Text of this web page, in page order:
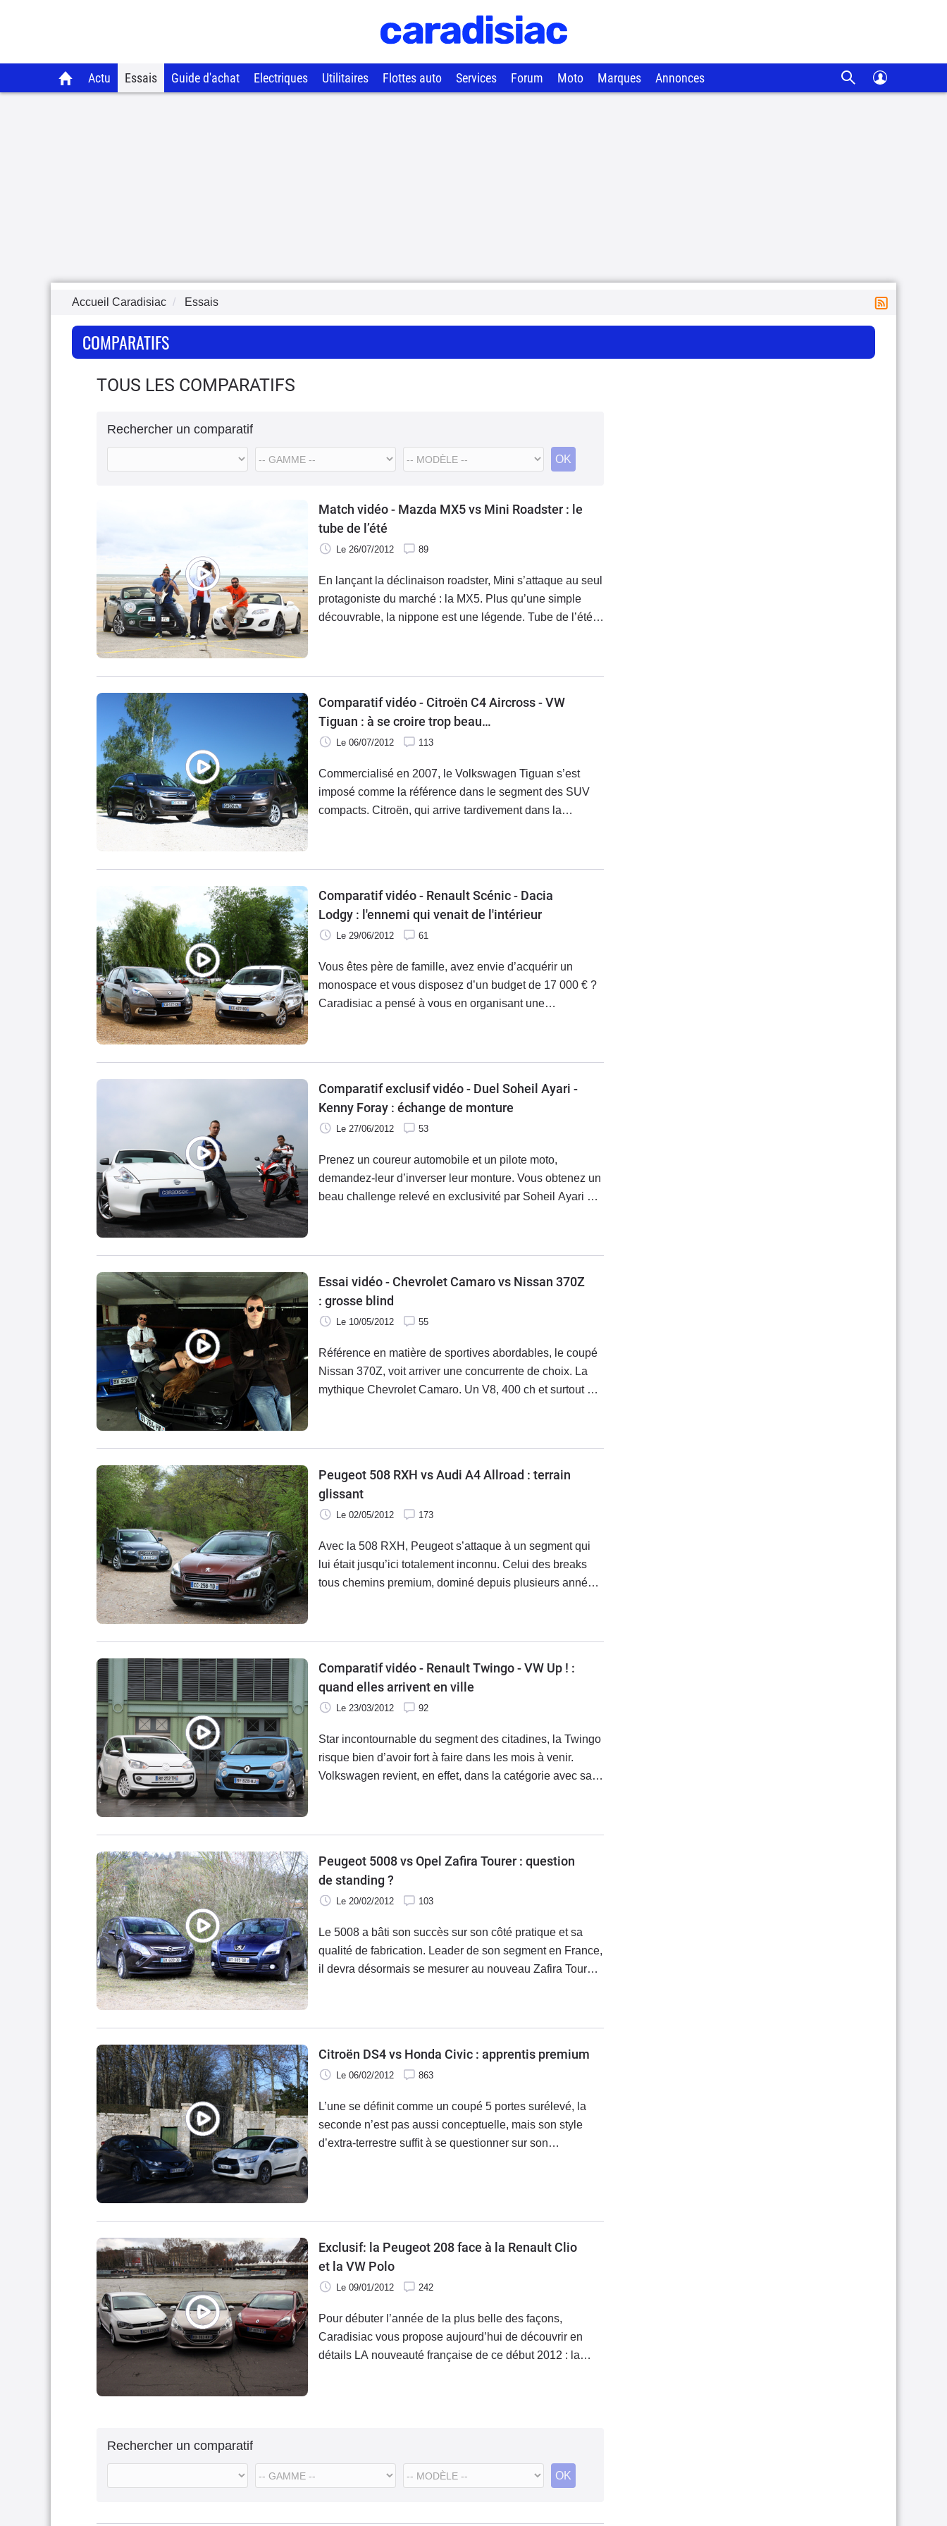
Actu Essais Guide d'achat Electriques Utilitaires Flottes auto Services Forum Moto Marques Annonces
Accueil Caradisiac Essais
COMPARATIFS
TOUS LES COMPARATIFS
Rechercher un comparatif
OK
Match vidéo - Mazda MX5 vs Mini Roadster : le
tube de l’été
Le 26/07/2012 89
En lançant la déclinaison roadster, Mini s’attaque au seul
protagoniste du marché : la MX5. Plus qu’une simple
découvrable, la nippone est une légende. Tube de l’été
Comparatif vidéo - Citroën C4 Aircross - VW
Tiguan : à se croire trop beau…
Le 06/07/2012 113
Commercialisé en 2007, le Volkswagen Tiguan s’est
imposé comme la référence dans le segment des SUV
compacts. Citroën, qui arrive tardivement dans la
Comparatif vidéo - Renault Scénic - Dacia
Lodgy : l'ennemi qui venait de l'intérieur
Le 29/06/2012 61
Vous êtes père de famille, avez envie d’acquérir un
monospace et vous disposez d’un budget de 17 000 € ?
Caradisiac a pensé à vous en organisant une
Comparatif exclusif vidéo - Duel Soheil Ayari -
Kenny Foray : échange de monture
Le 27/06/2012 53
Prenez un coureur automobile et un pilote moto,
demandez-leur d’inverser leur monture. Vous obtenez un
beau challenge relevé en exclusivité par Soheil Ayari et
Essai vidéo - Chevrolet Camaro vs Nissan 370Z
: grosse blind
Le 10/05/2012 55
Référence en matière de sportives abordables, le coupé
Nissan 370Z, voit arriver une concurrente de choix. La
mythique Chevrolet Camaro. Un V8, 400 ch et surtout un
Peugeot 508 RXH vs Audi A4 Allroad : terrain
glissant
Le 02/05/2012 173
Avec la 508 RXH, Peugeot s’attaque à un segment qui
lui était jusqu’ici totalement inconnu. Celui des breaks
tous chemins premium, dominé depuis plusieurs années
Comparatif vidéo - Renault Twingo - VW Up ! :
quand elles arrivent en ville
Le 23/03/2012 92
Star incontournable du segment des citadines, la Twingo
risque bien d’avoir fort à faire dans les mois à venir.
Volkswagen revient, en effet, dans la catégorie avec sa
Peugeot 5008 vs Opel Zafira Tourer : question
de standing ?
Le 20/02/2012 103
Le 5008 a bâti son succès sur son côté pratique et sa
qualité de fabrication. Leader de son segment en France,
il devra désormais se mesurer au nouveau Zafira Tourer.
Citroën DS4 vs Honda Civic : apprentis premium
Le 06/02/2012 863
L’une se définit comme un coupé 5 portes surélevé, la
seconde n’est pas aussi conceptuelle, mais son style
d’extra-terrestre suffit à se questionner sur son
Exclusif: la Peugeot 208 face à la Renault Clio
et la VW Polo
Le 09/01/2012 242
Pour débuter l’année de la plus belle des façons,
Caradisiac vous propose aujourd’hui de découvrir en
détails LA nouveauté française de ce début 2012 : la
Rechercher un comparatif
OK